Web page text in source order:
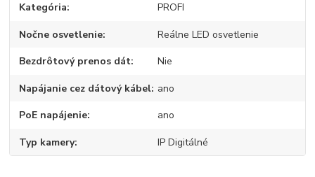
Kategória PROFI
Nočne osvetlenie Reálne LED osvetlenie
Bezdrôtový prenos dát Nie
Napájanie cez dátový kábel ano
PoE napájenie ano
Typ kamery IP Digitálné